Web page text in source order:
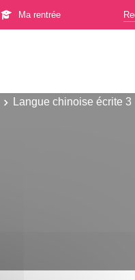
Ma rentrée
Langue chinoise écrite 3